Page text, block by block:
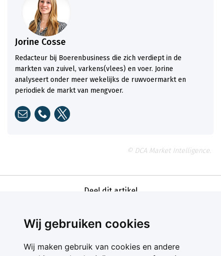
Wij gebruiken cookies
Wij maken gebruik van cookies en andere
Jorine Cosse
Redacteur bij Boerenbusiness die zich verdiept in de
markten van zuivel, varkens(vlees) en voer. Jorine
analyseert onder meer wekelijks de ruwvoermarkt en
periodiek de markt van mengvoer.
© DCA Market Intelligence.
Deel dit artikel